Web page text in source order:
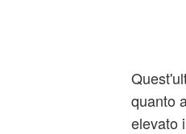
quanto
elevato